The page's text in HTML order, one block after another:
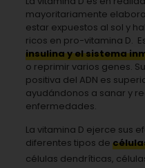
mayoritariamente
estar expuestos al sol y
ricos en pro-vitamina D.
insulina y el sistema
o reprimir varios genes.
positiva del ADN es
ayudándonos a sanar y
enfermedades.
La vitamina D ejerce sus
diferentes tipos de
células dendríticas,